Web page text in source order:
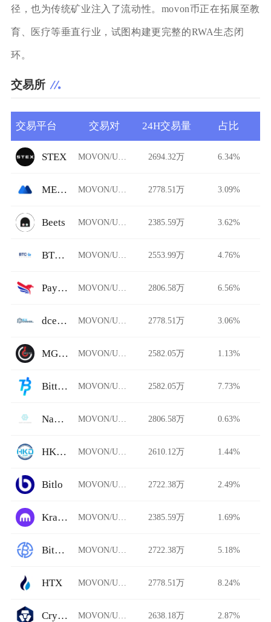
径，也为传统矿业注入了流动性。movon币正在拓展至教
育、医疗等垂直行业，试图构建更完整的RWA生态闭
环。
交易所
交易平台 交易对 24H交易量 占比
STEX MOVON/USDT 2694.32万 6.34%
MEXC Global MOVON/USDT 2778.51万 3.09%
Beets MOVON/USDT 2385.59万 3.62%
BTCBank MOVON/USDT 2553.99万 4.76%
PayBito MOVON/USDT 2806.58万 6.56%
dcexchange MOVON/USDT 2778.51万 3.06%
MGCEX.NZ MOVON/USDT 2582.05万 1.13%
Bittime MOVON/USDT 2582.05万 7.73%
Nami Exchange MOVON/USDT 2806.58万 0.63%
HKD.com MOVON/USDT 2610.12万 1.44%
Bitlo MOVON/USDT 2722.38万 2.49%
Kraken MOVON/USDT 2385.59万 1.69%
BitAsiaEx MOVON/USDT 2722.38万 5.18%
HTX MOVON/USDT 2778.51万 8.24%
Crypto.com MOVON/USDT 2638.18万 2.87%